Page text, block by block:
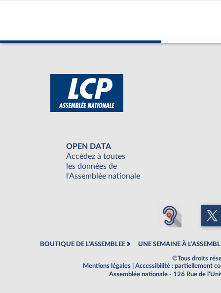
OPEN DATA
Accédez à toutes
les données de
l'Assemblée nationale
BOUTIQUE DE L'ASSEMBLEE UNE SEMAINE À
©Tous droits
Mentions légales
Accessibilité : partiellement
Assemblée nationale - 126 Rue de